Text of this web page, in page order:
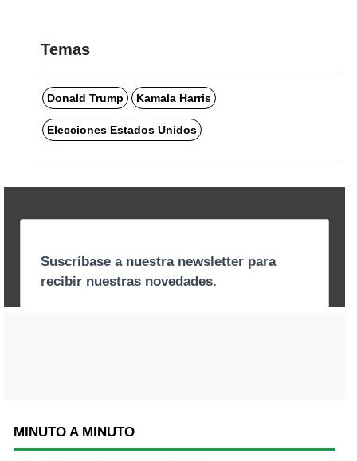
Temas
Donald Trump Kamala Harris
Elecciones Estados Unidos
MINUTO A MINUTO